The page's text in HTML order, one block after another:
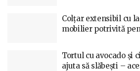
Colțar extensibil cu
mobilier potrivită
Tortul cu avocado și
ajuta să slăbești –